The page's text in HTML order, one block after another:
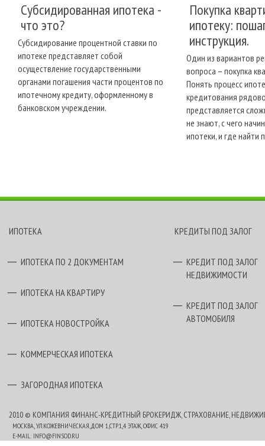
Сделать
Заручиться
Совершить и
Заплатить
Собственное жилье
создании семьи.
суммы, а копить сил и
Ипотечный брокер
многие граждане
Специалисты
Субсидированная ипотека -
что это?
Субсидирование процентной ставки по
ипотеке представляет собой
осуществление государственными
органами погашения части процентов по
ипотечному кредиту, оформленному в
банковском учреждении.
Покупка
ипотеку:
инструкция.
Один из вариантов
вопроса – покупка
Понять процесс
кредитования
представляется
не знают, с чего
ипотеки, и где найти
ИПОТЕКА
ИПОТЕКА ПО 2 ДОКУМЕНТАМ
ИПОТЕКА НА КВАРТИРУ
ИПОТЕКА НОВОСТРОЙКА
КОММЕРЧЕСКАЯ ИПОТЕКА
ЗАГОРОДНАЯ ИПОТЕКА
КРЕДИТЫ ПОД ЗАЛОГ
КРЕДИТ ПОД ЗАЛОГ
НЕДВИЖИМОСТИ
КРЕДИТ ПОД ЗАЛОГ
АВТОМОБИЛЯ
2010 © КОМПАНИЯ ФИНАНС-КРЕДИТНЫЙ БРОКЕРИДЖ, СТРАХОВАНИЕ,
МОСКВА, УЛ.КОЖЕВНИЧЕСКАЯ,ДОМ 1,СТР.1,4 ЭТАЖ, ОФИС 419
E-MAIL: INFO@FINSOD.RU